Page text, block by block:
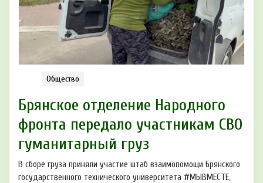
Общество
Брянское отделение Народного
фронта передало участникам СВО
гуманитарный груз
В сборе груза приняли участие штаб взаимопомощи Брянского
государственного технического университета #МЫВМЕСТЕ,